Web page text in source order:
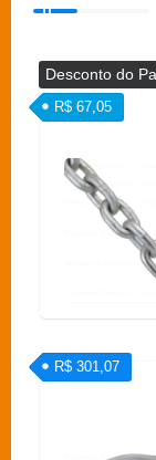
Desconto do
R$ 67,05
R$ 301,07